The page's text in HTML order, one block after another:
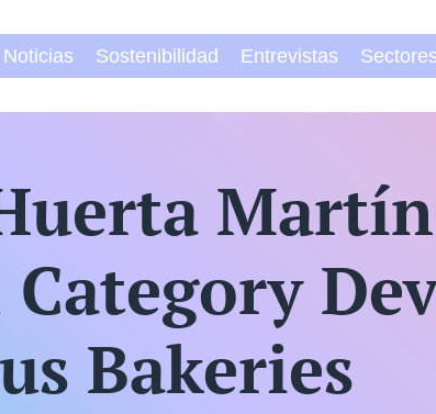
Noticias Sostenibilidad Entrevistas
Bakeries